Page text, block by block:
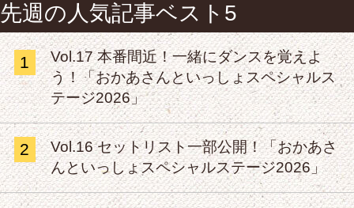
先週の人気記事ベスト5
1
Vol.17 本番間近！一緒にダンスを覚えよ
う！「おかあさんといっしょスペシャルス
テージ2026」
2
Vol.16 セットリスト一部公開！「おかあさ
んといっしょスペシャルステージ2026」